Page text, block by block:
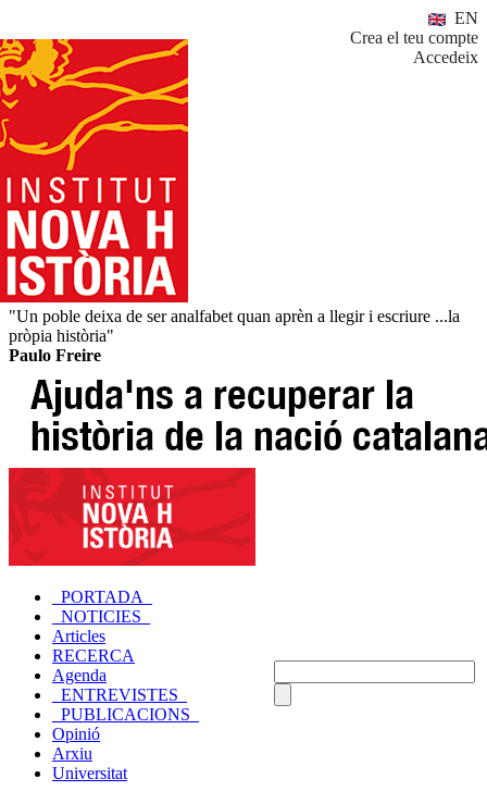
EN
Crea el teu compte
Accedeix
"Un poble deixa de ser analfabet quan aprèn a llegir i escriure ...la
pròpia història"
Paulo Freire
_PORTADA_
_NOTICIES_
Articles
RECERCA
Agenda
_ENTREVISTES_
_PUBLICACIONS_
Opinió
Arxiu
Universitat